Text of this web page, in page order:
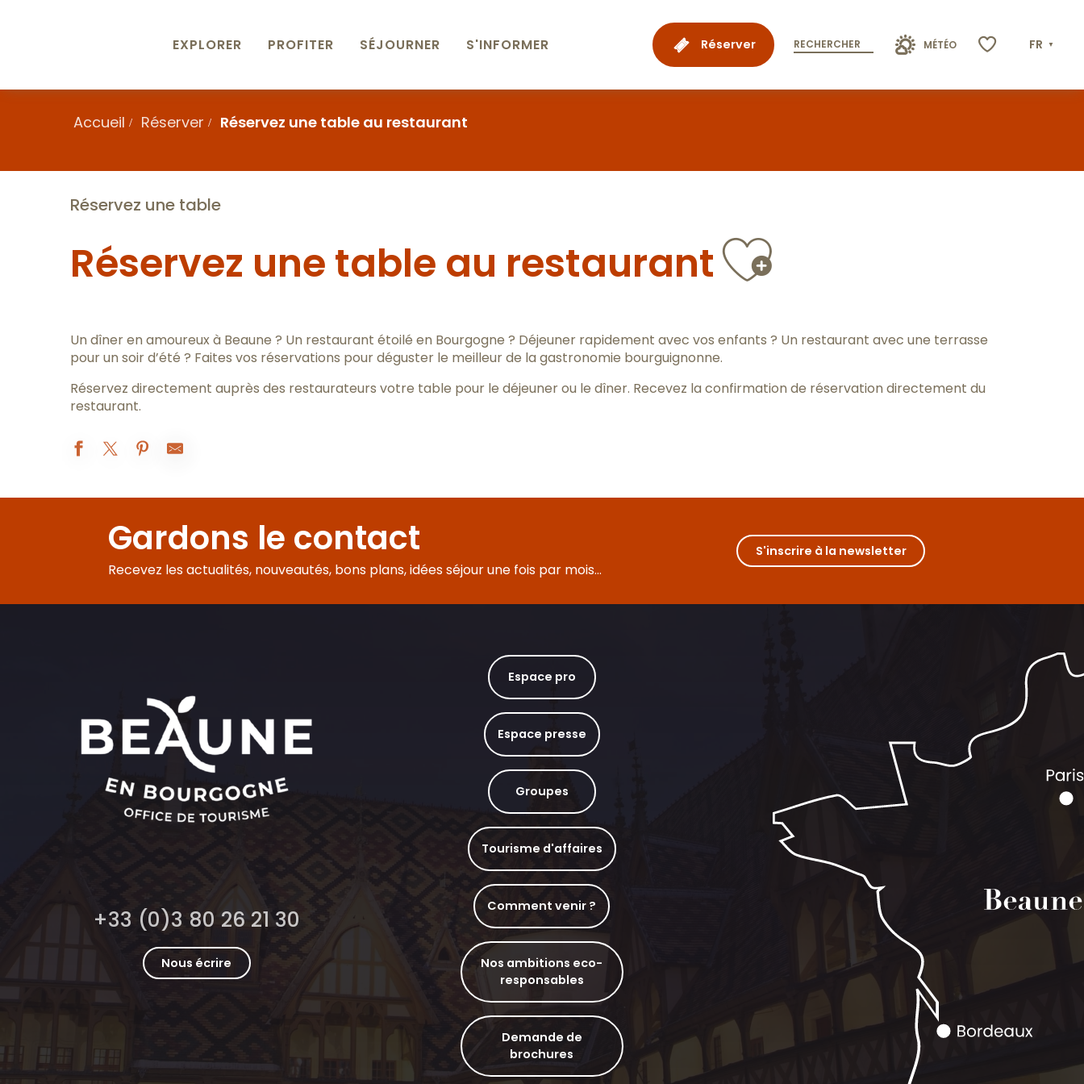
Réserver RECHERCHER MÉTÉO FR
EXPLORER PROFITER SÉJOURNER S'INFORMER
Accueil Réserver Réservez une table au restaurant
Réservez une table
Réservez une table au restaurantAjouter
Un dîner en amoureux à Beaune ? Un restaurant étoilé en Bourgogne ? Déjeuner rapidement avec vos enfants ? Un restaurant avec une terrasse
pour un soir d’été ? Faites vos réservations pour déguster le meilleur de la gastronomie bourguignonne.
Réservez directement auprès des restaurateurs votre table pour le déjeuner ou le dîner. Recevez la confirmation de réservation directement du
restaurant.
La Table de Levernois
Le Bistro de l'Hôtel
Olivier Leflaive - Restaurant Klima
Gardons le contact
Recevez les actualités, nouveautés, bons plans, idées séjour une fois par mois...
S'inscrire à la newsletter
+33 (0)3 80 26 21 30
Nous écrire
Espace pro
Espace presse
Groupes
Tourisme d'affaires
Comment venir ?
Nos ambitions eco-
responsables
Demande de
brochures